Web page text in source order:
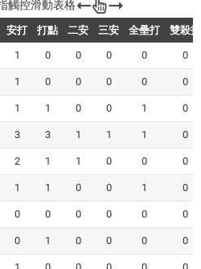
安打 打點 二安 三安 全壘打 雙殺打
1 0 0 0 0 0
1 0 0 0 0 0
1 1 0 0 1 0
3 3 1 1 1 0
2 1 1 0 0 0
1 1 0 0 1 0
0 0 0 0 0 0
0 1 0 0 0 0